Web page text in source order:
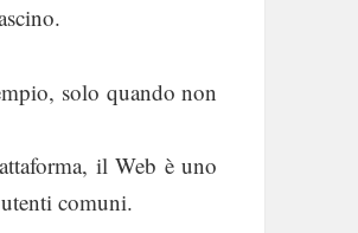
solo quando non
il Web è uno
comuni.